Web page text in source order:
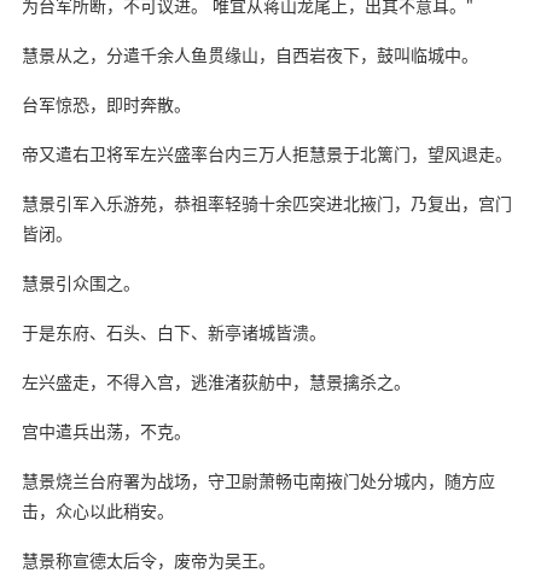
为台军所断，不可议进。 唯宜从蒋山龙尾上，出其不意耳。"
慧景从之，分遣千余人鱼贯缘山，自西岩夜下，鼓叫临城中。
台军惊恐，即时奔散。
帝又遣右卫将军左兴盛率台内三万人拒慧景于北篱门，望风退走。
慧景引军入乐游苑，恭祖率轻骑十余匹突进北掖门，乃复出，宫门
皆闭。
慧景引众围之。
于是东府、石头、白下、新亭诸城皆溃。
左兴盛走，不得入宫，逃淮渚荻舫中，慧景擒杀之。
宫中遣兵出荡，不克。
慧景烧兰台府署为战场，守卫尉萧畅屯南掖门处分城内，随方应
击，众心以此稍安。
慧景称宣德太后令，废帝为吴王。